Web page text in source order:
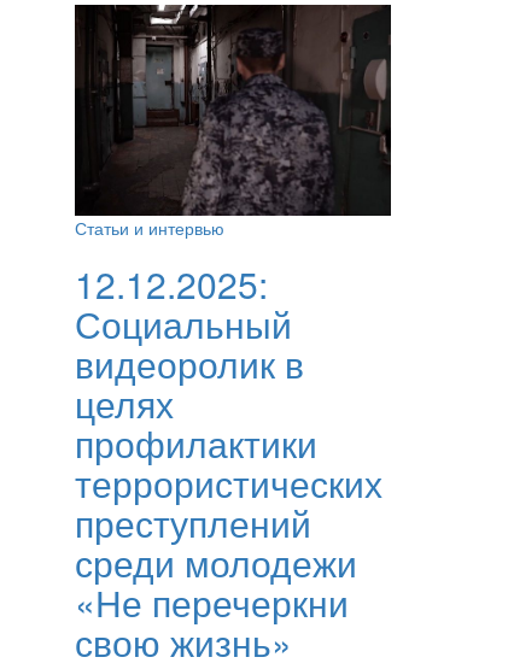
Статьи и интервью
12.12.2025:
Социальный
видеоролик в
целях
профилактики
террористических
преступлений
среди молодежи
«Не перечеркни
свою жизнь»